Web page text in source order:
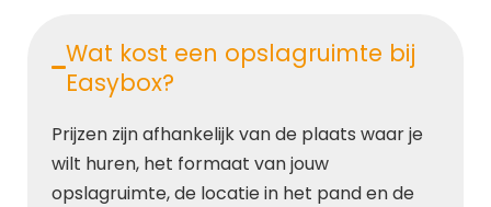
Wat kost een opslagruimte bij
Easybox?
Prijzen zijn afhankelijk van de plaats waar je
wilt huren, het formaat van jouw
opslagruimte, de locatie in het pand en de